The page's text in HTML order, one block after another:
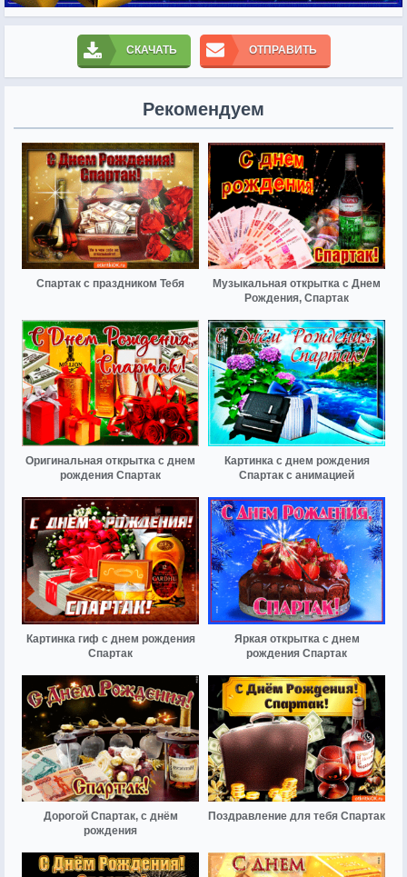
СКАЧАТЬ ОТПРАВИТЬ
Рекомендуем
Спартак с праздником Тебя
Музыкальная открытка с Днем
Рождения, Спартак
Оригинальная открытка с днем
рождения Спартак
Картинка с днем рождения
Спартак с анимацией
Картинка гиф с днем рождения
Спартак
Яркая открытка с днем
рождения Спартак
Дорогой Спартак, с днём
рождения
Поздравление для тебя Спартак